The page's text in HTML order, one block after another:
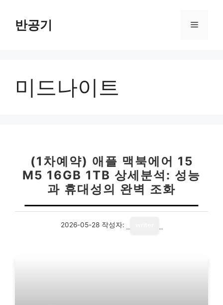
반공기 메
미드나이트
(1차예약) 애플 맥북에어 15
M5 16GB 1TB 상세분석: 성능
과 휴대성의 완벽 조화
2026-05-28 작성자: